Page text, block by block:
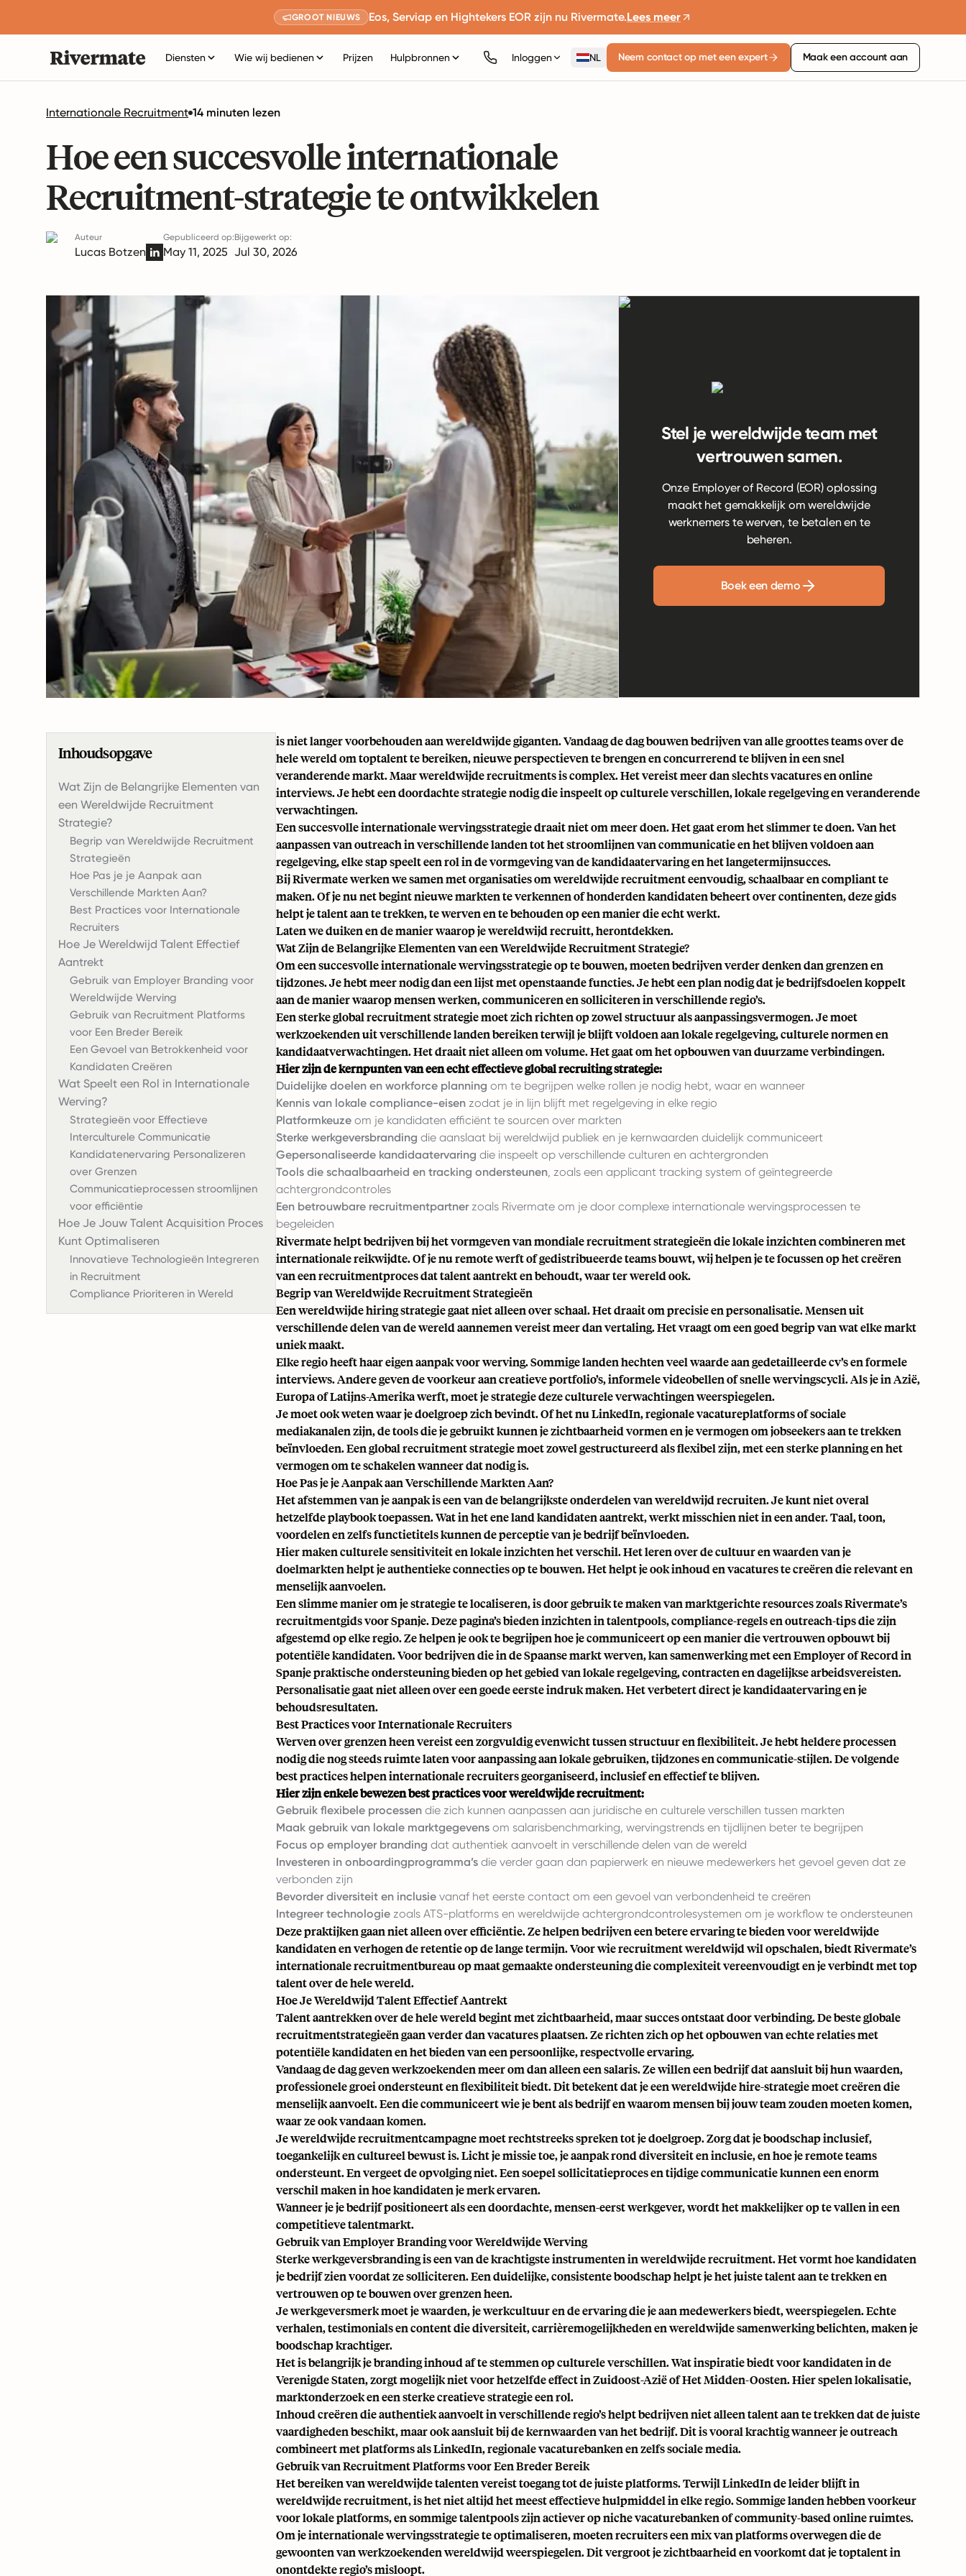
GROOT NIEUWS Eos, Serviap en Hightekers EOR zijn nu Rivermate.Lees meer
Diensten Wie wij bedienen Prijzen Hulpbronnen Inloggen NL Neem contact op met een expert Maak een account aan
Internationale Recruitment 14 minuten lezen
Hoe een succesvolle internationale
Recruitment-strategie te ontwikkelen
Auteur
Lucas Botzen
Gepubliceerd op:
May 11, 2025
Bijgewerkt op:
Jul 30, 2026
Stel je wereldwijde team met
vertrouwen samen.
Onze Employer of Record (EOR) oplossing
maakt het gemakkelijk om wereldwijde
werknemers te werven, te betalen en te
beheren.
Boek een demo
Inhoudsopgave
Wat Zijn de Belangrijke Elementen van
een Wereldwijde Recruitment
Strategie?
Begrip van Wereldwijde Recruitment
Strategieën
Hoe Pas je je Aanpak aan
Verschillende Markten Aan?
Best Practices voor Internationale
Recruiters
Hoe Je Wereldwijd Talent Effectief
Aantrekt
Gebruik van Employer Branding voor
Wereldwijde Werving
Gebruik van Recruitment Platforms
voor Een Breder Bereik
Een Gevoel van Betrokkenheid voor
Kandidaten Creëren
Wat Speelt een Rol in Internationale
Werving?
Strategieën voor Effectieve
Interculturele Communicatie
Kandidatenervaring Personalizeren
over Grenzen
Communicatieprocessen stroomlijnen
voor efficiëntie
Hoe Je Jouw Talent Acquisition Proces
Kunt Optimaliseren
Innovatieve Technologieën Integreren
in Recruitment
Compliance Prioriteren in Wereld
is niet langer voorbehouden aan wereldwijde giganten. Vandaag de dag bouwen bedrijven van alle groottes teams over de
hele wereld om toptalent te bereiken, nieuwe perspectieven te brengen en concurrerend te blijven in een snel
veranderende markt. Maar wereldwijde recruitments is complex. Het vereist meer dan slechtsvacaturesen online
interviews. Je hebt een doordachte strategie nodig die inspeelt op culturele verschillen, lokale regelgeving en veranderende
verwachtingen.
Een succesvolle internationale wervingsstrategie draait niet om meer doen. Het gaat erom het slimmer te doen. Van het
aanpassen van outreach in verschillende landen tot het stroomlijnen van communicatie en het blijven voldoen aan
regelgeving, elke stap speelt een rol in de vormgeving van de kandidaatervaring en het langetermijnsucces.
Bij Rivermate werken we samen met organisaties om wereldwijde recruitment eenvoudig, schaalbaar en compliant te
maken. Of je nu net begint nieuwe markten te verkennen of honderden kandidaten beheert over continenten, deze gids
helpt je talent aan te trekken, te werven en te behouden op een manier die echt werkt.
Laten we duiken en de manier waarop je wereldwijd recruitt, herontdekken.
Wat Zijn de Belangrijke Elementen van een Wereldwijde Recruitment Strategie?
Om een succesvolle internationale wervingsstrategie op te bouwen, moeten bedrijven verder denken dan grenzen en
tijdzones. Je hebt meer nodig dan een lijst met openstaande functies. Je hebt een plan nodig dat je bedrijfsdoelen koppelt
aan de manier waarop mensen werken, communiceren en solliciteren in verschillende regio’s.
Een sterke global recruitment strategie moet zich richten op zowel structuur als aanpassingsvermogen. Je moet
werkzoekenden uit verschillende landen bereiken terwijl je blijft voldoen aan lokale regelgeving, culturele normen en
kandidaatverwachtingen. Het draait niet alleen om volume. Het gaat om het opbouwen van duurzame verbindingen.
Hier zijn de kernpunten van een echt effectieve global recruiting strategie:
Duidelijke doelen en workforce planning om te begrijpen welke rollen je nodig hebt, waar en wanneer
Kennis van lokale compliance-eisen zodat je in lijn blijft met regelgeving in elke regio
Platformkeuze om je kandidaten efficiënt te sourcen over markten
Sterke werkgeversbranding die aanslaat bij wereldwijd publiek en je kernwaarden duidelijk communiceert
Gepersonaliseerde kandidaatervaring die inspeelt op verschillende culturen en achtergronden
Tools die schaalbaarheid en tracking ondersteunen, zoals een applicant tracking system of geïntegreerde
achtergrondcontroles
Een betrouwbare recruitmentpartnerzoals Rivermate om je door complexe internationale wervingsprocessen te
begeleiden
Rivermate helpt bedrijven bij het vormgeven van mondiale recruitment strategieën die lokale inzichten combineren met
internationale reikwijdte. Of je nuremote werftof gedistribueerde teams bouwt, wij helpen je te focussen op het creëren
van eenrecruitmentprocesdat talent aantrekt en behoudt, waar ter wereld ook.
Begrip van Wereldwijde Recruitment Strategieën
Een wereldwijde hiring strategie gaat niet alleen over schaal. Het draait om precisie en personalisatie. Mensen uit
verschillende delen van de wereld aannemen vereist meer dan vertaling. Het vraagt om een goed begrip van wat elke markt
uniek maakt.
Elke regio heeft haar eigen aanpak voor werving. Sommige landen hechten veel waarde aan gedetailleerde cv’s en formele
interviews. Andere geven de voorkeur aan creatieve portfolio’s, informele videobellen of snelle wervingscycli. Als je in Azië,
Europa of Latijns-Amerika werft, moet je strategie deze culturele verwachtingen weerspiegelen.
Je moet ook weten waar je doelgroep zich bevindt. Of het nu LinkedIn, regionale vacatureplatforms of sociale
mediakanalen zijn, de tools die je gebruikt kunnen je zichtbaarheid vormen en je vermogen om jobseekers aan te trekken
beïnvloeden. Een global recruitment strategie moet zowel gestructureerd als flexibel zijn, met een sterke planning en het
vermogen om te schakelen wanneer dat nodig is.
Hoe Pas je je Aanpak aan Verschillende Markten Aan?
Het afstemmen van je aanpak is een van de belangrijkste onderdelen van wereldwijd recruiten. Je kunt niet overal
hetzelfde playbook toepassen. Wat in het ene land kandidaten aantrekt, werkt misschien niet in een ander. Taal, toon,
voordelen en zelfs functietitels kunnen de perceptie van je bedrijf beïnvloeden.
Hier maken culturele sensitiviteit en lokale inzichten het verschil. Het leren over de cultuur en waarden van je
doelmarkten helpt je authentieke connecties op te bouwen. Het helpt je ook inhoud en vacatures te creëren die relevant en
menselijk aanvoelen.
Een slimme manier om je strategie te localiseren, is door gebruik te maken van marktgerichte resources zoals Rivermate’s
recruitmentgids voor Spanje. Deze pagina’s bieden inzichten in talentpools, compliance-regels en outreach-tips die zijn
afgestemd op elke regio. Ze helpen je ook te begrijpen hoe je communiceert op een manier die vertrouwen opbouwt bij
potentiële kandidaten. Voor bedrijven die in de Spaanse markt werven, kan samenwerking met eenEmployer of Record in
Spanjepraktische ondersteuning bieden op het gebied van lokale regelgeving, contracten en dagelijkse arbeidsvereisten.
Personalisatie gaat niet alleen over een goede eerste indruk maken. Het verbetert direct je kandidaatervaring en je
behoudsresultaten.
Best Practices voor Internationale Recruiters
Werven over grenzen heen vereist een zorgvuldig evenwicht tussen structuur en flexibiliteit. Je hebt heldere processen
nodig die nog steeds ruimte laten voor aanpassing aan lokale gebruiken, tijdzones en communicatie-stijlen. De volgende
best practices helpen internationale recruiters georganiseerd, inclusief en effectief te blijven.
Hier zijn enkele bewezen best practices voor wereldwijde recruitment:
Gebruik flexibele processen die zich kunnen aanpassen aan juridische en culturele verschillen tussen markten
Maak gebruik van lokale marktgegevens om salarisbenchmarking, wervingstrends en tijdlijnen beter te begrijpen
Focus op employer branding dat authentiek aanvoelt in verschillende delen van de wereld
Investeren in onboardingprogramma’s die verder gaan dan papierwerk en nieuwe medewerkers het gevoel geven dat ze
verbonden zijn
Bevorder diversiteit en inclusie vanaf het eerste contact om een gevoel van verbondenheid te creëren
Integreer technologie zoals ATS-platforms en wereldwijde achtergrondcontrolesystemen om je workflow te ondersteunen
Deze praktijken gaan niet alleen over efficiëntie. Ze helpen bedrijven een betere ervaring te bieden voor wereldwijde
kandidaten en verhogen de retentie op de lange termijn. Voor wie recruitment wereldwijd wil opschalen, biedt Rivermate’s
internationale recruitmentbureau op maat gemaakte ondersteuning die complexiteit vereenvoudigt en je verbindt met top
talent over de hele wereld.
Hoe Je Wereldwijd Talent Effectief Aantrekt
Talent aantrekken over de hele wereld begint met zichtbaarheid, maar succes ontstaat door verbinding. De beste globale
recruitmentstrategieën gaan verder dan vacatures plaatsen. Ze richten zich op het opbouwen van echte relaties met
potentiële kandidaten en het bieden van een persoonlijke, respectvolle ervaring.
Vandaag de dag geven werkzoekenden meer om dan alleen een salaris. Ze willen een bedrijf dat aansluit bij hun waarden,
professionele groei ondersteunt en flexibiliteit biedt. Dit betekent dat je een wereldwijde hire-strategie moet creëren die
menselijk aanvoelt. Een die communiceert wie je bent als bedrijf en waarom mensen bij jouw team zouden moeten komen,
waar ze ook vandaan komen.
Je wereldwijde recruitmentcampagne moet rechtstreeks spreken tot je doelgroep. Zorg dat je boodschap inclusief,
toegankelijk en cultureel bewust is. Licht je missie toe, je aanpak rond diversiteit en inclusie, en hoe je remote teams
ondersteunt. En vergeet de opvolging niet. Een soepel sollicitatieproces en tijdige communicatie kunnen een enorm
verschil maken in hoe kandidaten je merk ervaren.
Wanneer je je bedrijf positioneert als een doordachte, mensen-eerst werkgever, wordt het makkelijker op te vallen in een
competitieve talentmarkt.
Gebruik van Employer Branding voor Wereldwijde Werving
Sterke werkgeversbranding is een van de krachtigste instrumenten in wereldwijde recruitment. Het vormt hoe kandidaten
je bedrijf zien voordat ze solliciteren. Een duidelijke, consistente boodschap helpt je het juiste talent aan te trekken en
vertrouwen op te bouwen over grenzen heen.
Je werkgeversmerk moet je waarden, je werkcultuur en de ervaring die je aan medewerkers biedt, weerspiegelen. Echte
verhalen, testimonials en content die diversiteit, carrièremogelijkheden en wereldwijde samenwerking belichten, maken je
boodschap krachtiger.
Het is belangrijk je branding inhoud af te stemmen op culturele verschillen. Wat inspiratie biedt voor kandidaten in de
Verenigde Staten, zorgt mogelijk niet voor hetzelfde effect inZuidoost-AziëofHet Midden-Oosten. Hier spelen lokalisatie,
marktonderzoek en een sterke creatieve strategie een rol.
Inhoud creëren die authentiek aanvoelt in verschillende regio’s helpt bedrijven niet alleen talent aan te trekken dat de juiste
vaardigheden beschikt, maar ook aansluit bij de kernwaarden van het bedrijf. Dit is vooral krachtig wanneer je outreach
combineert met platforms als LinkedIn, regionale vacaturebanken en zelfs sociale media.
Gebruik van Recruitment Platforms voor Een Breder Bereik
Het bereiken van wereldwijde talenten vereist toegang tot de juiste platforms. Terwijl LinkedIn de leider blijft in
wereldwijde recruitment, is het niet altijd het meest effectieve hulpmiddel in elke regio. Sommige landen hebben voorkeur
voor lokale platforms, en sommige talentpools zijn actiever op niche vacaturebanken of community-based online ruimtes.
Om je internationale wervingsstrategie te optimaliseren, moeten recruiters een mix van platforms overwegen die de
gewoonten van werkzoekenden wereldwijd weerspiegelen. Dit vergroot je zichtbaarheid en voorkomt dat je toptalent in
onontdekte regio’s misloopt.